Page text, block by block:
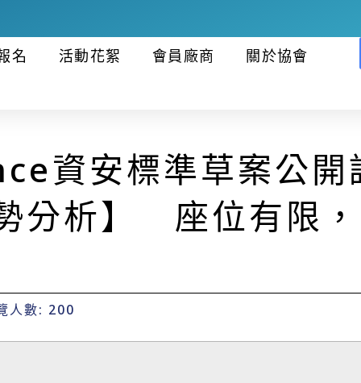
名 活動花絮 會員廠商 關於協會
資安標準草案公開
分析】 座位有限，
人數: 200